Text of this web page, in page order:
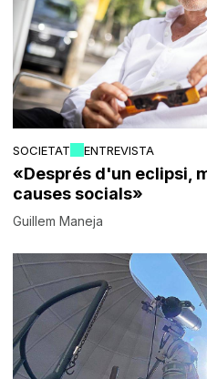
SOCIETAT ENTREVISTA
«Després d'un eclipsi,
causes socials»
Guillem Maneja